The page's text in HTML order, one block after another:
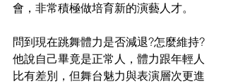
會，非常積極做培育新的演藝人才。
問到現在跳舞體力是否減退?怎麼維持?
他說自己畢竟是正常人，體力跟年輕人
比有差別，但舞台魅力與表演層次更進